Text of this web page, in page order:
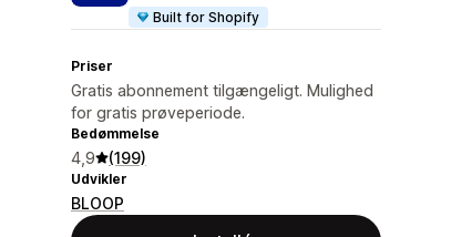
Built for Shopify
Priser
Gratis abonnement tilgængeligt. Mulighed
for gratis prøveperiode.
Bedømmelse
4,9 (199)
Udvikler
BLOOP